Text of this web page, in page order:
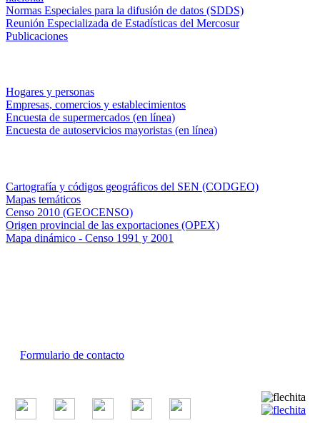
Normas Especiales para la difusión de datos (SDDS)
Reunión Especializada de Estadísticas del Mercosur
Publicaciones
Hogares y personas
Empresas, comercios y establecimientos
Encuesta de supermercados (en línea)
Encuesta de autoservicios mayoristas (en línea)
Cartografía y códigos geográficos del SEN (CODGEO)
Mapas temáticos
Censo 2010 (GEOCENSO)
Origen provincial de las exportaciones (OPEX)
Mapa dinámico - Censo 1991 y 2001
Formulario de contacto